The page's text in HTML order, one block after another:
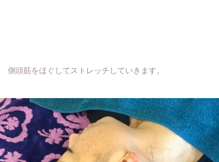
側頭筋をほぐしてストレッチしていきます。